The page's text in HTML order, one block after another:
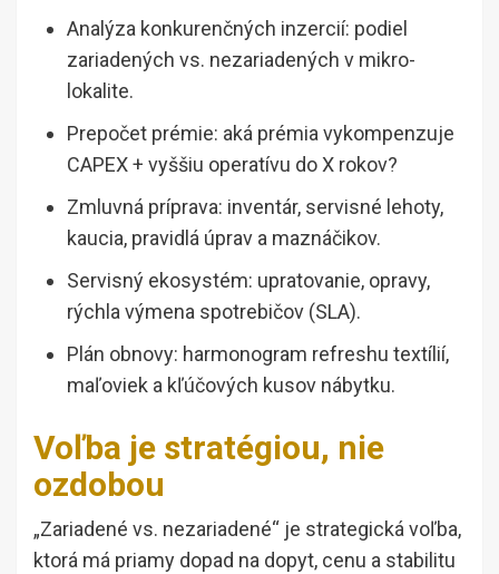
Analýza konkurenčných inzercií: podiel
zariadených vs. nezariadených v mikro-
lokalite.
Prepočet prémie: aká prémia vykompenzuje
CAPEX + vyššiu operatívu do X rokov?
Zmluvná príprava: inventár, servisné lehoty,
kaucia, pravidlá úprav a maznáčikov.
Servisný ekosystém: upratovanie, opravy,
rýchla výmena spotrebičov (SLA).
Plán obnovy: harmonogram refreshu textílií,
maľoviek a kľúčových kusov nábytku.
Voľba je stratégiou, nie
ozdobou
„Zariadené vs. nezariadené“ je strategická voľba,
ktorá má priamy dopad na dopyt, cenu a stabilitu